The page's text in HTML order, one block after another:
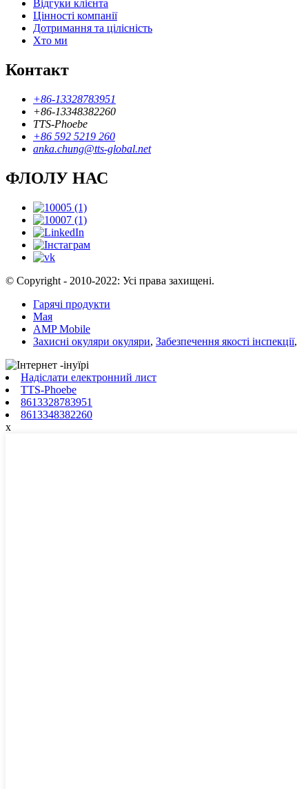
Відгуки клієнта
Цінності компанії
Дотримання та цілісність
Хто ми
Контакт
+86-13328783951
+86-13348382260
TTS-Phoebe
+86 592 5219 260
anka.chung@tts-global.net
ФЛОЛУ НАС
© Copyright - 2010-2022: Усі права захищені.
Гарячі продукти
Мая
AMP Mobile
Захисні окуляри окуляри, Забезпечення якості інспекції,
Надіслати електронний лист
TTS-Phoebe
8613328783951
8613348382260
x